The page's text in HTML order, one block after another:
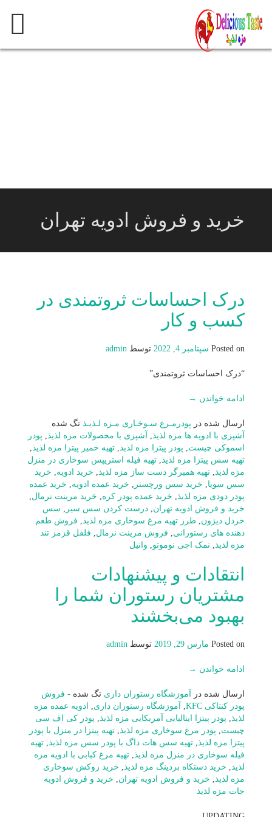
به
خرید و فروش ادویه تهران
درک احساسات ثروتمندی در
کسب و کار
Posted on سپتامبر 4, 2022 توسط admin
“درک احساسات ثروتمندی”
ادامه خواندن →
ارسال شده در پودرمـرغ سـوخـاری مـزه لـذیـذ تگ شده
آشپزی با ادویه ها مزه لذیذ, آشپزی با محصولات مزه لذیذ, پودر
اسموکی چیست, پودر پیتزا مزه لذیذ, تهیه خمیر پیتزا مزه لذیذ,
تهیه سس پیتزا مزه لذیذ, تهیه فیله استریپس سوخاری در منزل
مزه لذیذ, تهیه همیرگر دست ساز مزه لذیذ, خرید ادویه, خرید
سس سویا, خرید سس ورچستر , خرید عمده ادویه, خرید عمده
پودر دودی مزه لذیذ, خرید عمده پودر کره, خرید مرینت نرمال,
خرید و فروش ادویه تهران, درست کردن سس سیر , سس
خردل دیژون, طرز تهیه مرغ سوخاری مزه لذیذ, فروش طعم
دهنده های رستورانی, فروش مرینت نرمال, فلفل قزمز تند
مزه لذیذ, نمک اجی نوموتو, وانیل
انتقادات و پیشنهادات
مشتریان رستوران شما را
بهبود می‌بخشند
Posted on مارس 29, 2019 توسط admin
ادامه خواندن →
ارسال شده در آموزشگاه رستوران داری تگ شده - فروش
پودر کنتاکی KFC
, آموزشگاه رستوران داری, ادویه عمده مزه
لذیذ, پودر پیتزا ایتالیایی آمریکایی مزه لذیذ, پودر کی اف سی
چیست, پودر مرغ سوخاری مزه لذیذ, تهیه پیتزا در منزل با پودر
پیتزا مزه لذیذ, تهیه سس هات داگ با پودر سس مزه لذیذ, تهیه
فیله سوخاری در منزل مزه لذیذ, تهیه مرغ کبابی با ادویه مزه
لذیذ, خرید دستکاه بردینگ مزه لذیذ, خرید روکش سوخاری
مزه لذیذ, خرید و فروش ادویه تهران, خرید و فروش ادویه
جات مزه لذیذ